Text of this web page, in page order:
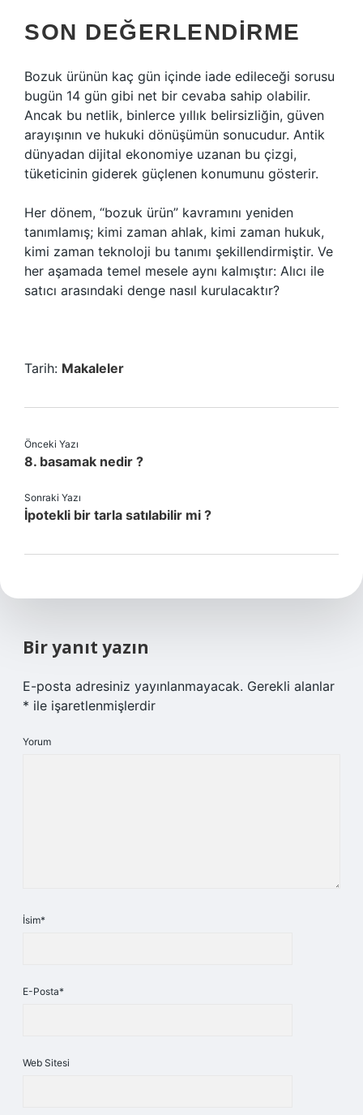
SON DEĞERLENDIRME
Bozuk ürünün kaç gün içinde iade edileceği sorusu
bugün 14 gün gibi net bir cevaba sahip olabilir.
Ancak bu netlik, binlerce yıllık belirsizliğin, güven
arayışının ve hukuki dönüşümün sonucudur. Antik
dünyadan dijital ekonomiye uzanan bu çizgi,
tüketicinin giderek güçlenen konumunu gösterir.
Her dönem, “bozuk ürün” kavramını yeniden
tanımlamış; kimi zaman ahlak, kimi zaman hukuk,
kimi zaman teknoloji bu tanımı şekillendirmiştir. Ve
her aşamada temel mesele aynı kalmıştır: Alıcı ile
satıcı arasındaki denge nasıl kurulacaktır?
Tarih: Makaleler
Önceki Yazı
8. basamak nedir ?
Sonraki Yazı
İpotekli bir tarla satılabilir mi ?
Bir yanıt yazın
E-posta adresiniz yayınlanmayacak. Gerekli alanlar
* ile işaretlenmişlerdir
Yorum
İsim*
E-Posta*
Web Sitesi